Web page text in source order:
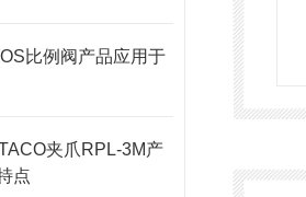
比例阀产品应用于
夹爪RPL-3M产
点